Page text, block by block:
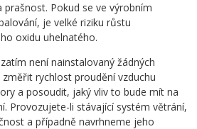
Pokud se ve výrobním
je velké riziku růstu
oxidu uhelnatého.
není nainstalovaný žádných
rychlost proudění vzduchu
a posoudit, jaký vliv to bude mít na
Provozujete-li stávající systém větrání,
a případně navrhneme jeho